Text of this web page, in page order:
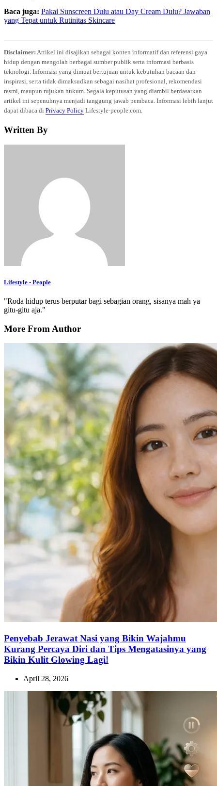
Baca juga: Pakai Sunscreen Dulu atau Day Cream Dulu? Jawaban
yang Tepat untuk Rutinitas Skincare
Disclaimer: Artikel ini disajikan sebagai konten informatif dan referensi gaya
hidup dengan mengolah berbagai sumber publik serta informasi berbasis
teknologi. Informasi yang dimuat bertujuan untuk kebutuhan bacaan dan
inspirasi, serta tidak dimaksudkan sebagai nasihat profesional, rekomendasi
resmi, maupun rujukan hukum. Segala keputusan yang diambil berdasarkan
artikel ini sepenuhnya menjadi tanggung jawab pembaca. Informasi lebih lanjut
dapat dibaca di Privacy Policy Lifestyle-people.com.
Written By
Lifestyle - People
"Roda hidup terus berputar bagi sebagian orang, sisanya mah ya
gitu-gitu aja."
More From Author
Penyebab Jerawat Nasi yang Bikin Wajahmu
Kurang Percaya Diri dan Tips Mengatasinya yang
Bikin Kulit Glowing Lagi!
April 28, 2026